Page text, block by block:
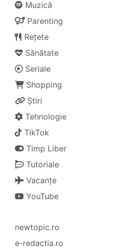
Muzică
Parenting
Rețete
Sănătate
Seriale
Shopping
Știri
Tehnologie
TikTok
Timp Liber
Tutoriale
Vacanțe
YouTube
newtopic.ro
e-redactia.ro